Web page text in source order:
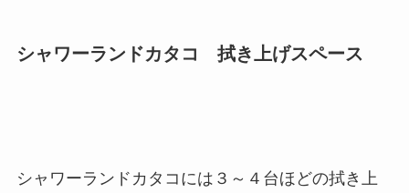
シャワーランドカタコ 拭き上げスペース
シャワーランドカタコには３～４台ほどの拭き上